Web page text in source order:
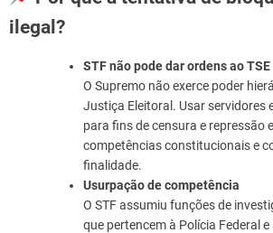
ilegal?
STF não pode dar ordens ao TSE
O Supremo não exerce poder
Justiça Eleitoral. Usar servidores
para fins de censura e repressão
competências constitucionais e
finalidade.
Usurpação de competência
O STF assumiu funções de
que pertencem à Polícia Federal